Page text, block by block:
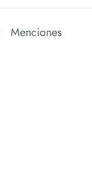
Menciones